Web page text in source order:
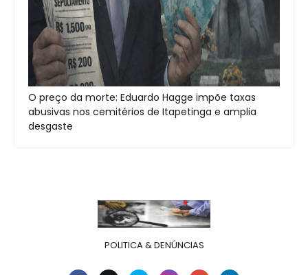
O preço da morte: Eduardo Hagge impõe taxas
abusivas nos cemitérios de Itapetinga e amplia
desgaste
POLITICA & DENÚNCIAS